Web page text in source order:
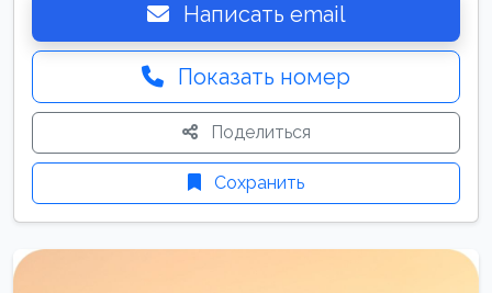
Написать email
Показать номер
Поделиться
Сохранить